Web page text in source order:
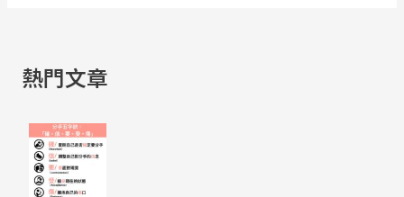
熱門文章